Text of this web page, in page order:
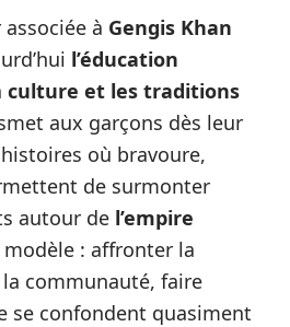
à Gengis Khan
l’éducation
culture et les traditions
aux garçons dès leur
où bravoure,
de surmonter
autour de l’empire
: affronter la
communauté, faire
se confondent quasiment